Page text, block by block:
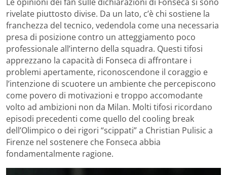
rivelate piuttosto divise. Da un lato, c’è chi sostiene la
franchezza del tecnico, vedendola come una necessaria
presa di posizione contro un atteggiamento poco
professionale all’interno della squadra. Questi tifosi
apprezzano la capacità di Fonseca di affrontare i
problemi apertamente, riconoscendone il coraggio e
l’intenzione di scuotere un ambiente che percepiscono
come povero di motivazioni e troppo accomodante
volto ad ambizioni non da Milan. Molti tifosi ricordano
episodi precedenti come quello del cooling break
dell’Olimpico o dei rigori “scippati” a Christian Pulisic a
Firenze nel sostenere che Fonseca abbia
fondamentalmente ragione.